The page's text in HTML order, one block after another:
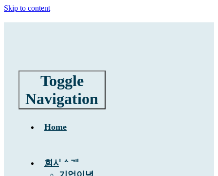
Skip to content
Toggle
Navigation
Home
회사소개